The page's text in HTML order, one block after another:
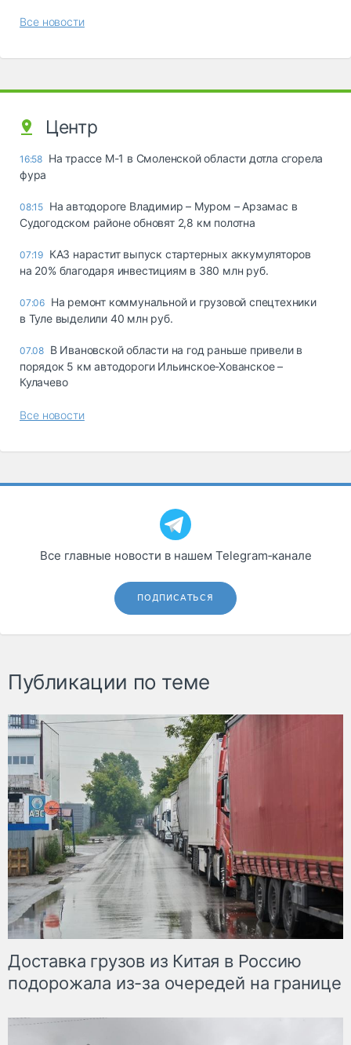
Все новости
Центр
16:58 На трассе М-1 в Смоленской области дотла сгорела
фура
08:15 На автодороге Владимир – Муром – Арзамас в
Судогодском районе обновят 2,8 км полотна
07:19 КАЗ нарастит выпуск стартерных аккумуляторов
на 20% благодаря инвестициям в 380 млн руб.
07:06 На ремонт коммунальной и грузовой спецтехники
в Туле выделили 40 млн руб.
07.08 В Ивановской области на год раньше привели в
порядок 5 км автодороги Ильинское-Хованское –
Кулачево
Все новости
Все главные новости в нашем Telegram‑канале
ПОДПИСАТЬСЯ
Публикации по теме
Доставка грузов из Китая в Россию
подорожала из-за очередей на границе